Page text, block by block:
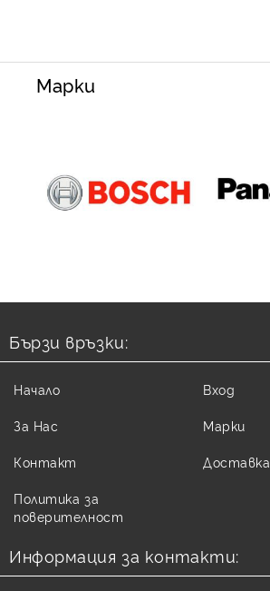
Марки
Бързи връзки:
Начало
За Нас
Контакт
Политика за
поверителност
Вход
Марки
Доставка
Информация за контакти: